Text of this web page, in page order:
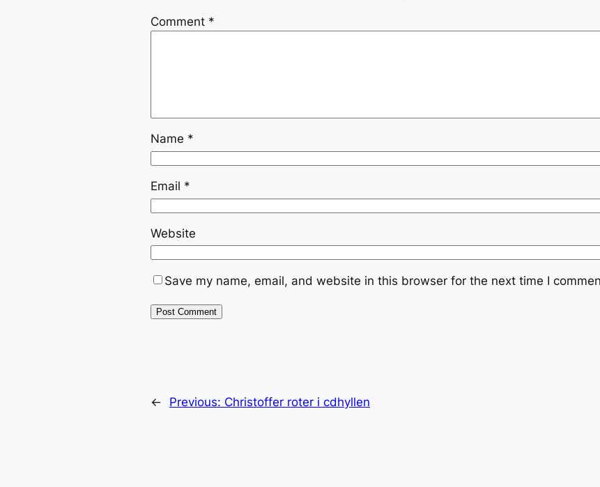
Comment *
Name *
Email *
Website
Save my name, email, and website in this browser for the next time I
← Previous: Christoffer roter i cdhyllen